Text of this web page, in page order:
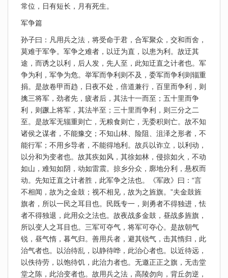
常位，日有短长，月有死生。
军争篇
孙子曰：凡用兵之法，将受命于君，合军聚众，交和而舍，
莫难于军争。军争之难者，以迂为直，以患为利。故迂其
途，而诱之以利，后人发，先人至，此知迂直之计者也。军
争为利，军争为危。举军而争利则不及，委军而争利则辎重
捐。是故卷甲而趋，日夜不处，倍道兼行，百里而争利，则
擒三将军，劲者先，疲者后，其法十一而至；五十里而争
利，则蹶上将军，其法半至；三十里而争利，则三分之二
至。是故军无辎重则亡，无粮食则亡，无委积则亡。故不知
诸侯之谋者，不能豫交；不知山林、险阻、沮泽之形者，不
能行军；不用乡导者，不能得地利。故兵以诈立，以利动，
以分和为变者也。故其疾如风，其徐如林，侵掠如火，不动
如山，难知如阴，动如雷震。掠乡分众，廓地分利，悬权而
动。先知迂直之计者胜，此军争之法也。《军政》曰：“言
不相闻，故为之金鼓；视不相见，故为之旌旗。”夫金鼓旌
旗者，所以一民之耳目也。民既专一，则勇者不得独进，怯
者不得独退，此用众之法也。故夜战多金鼓，昼战多旌旗，
所以变人之耳目也。三军可夺气，将军可夺心。是故朝气
锐，昼气惰，暮气归。善用兵者，避其锐气，击其惰归，此
治气者也。以治待乱，以静待哗，此治心者也。以近待远，
以佚待劳，以饱待饥，此治力者也。无邀正正之旗，无击堂
堂之陈，此治变者也。故用兵之法，高陵勿向，背丘勿逆，